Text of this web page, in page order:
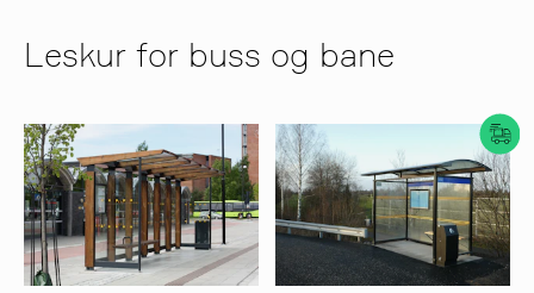
Leskur for buss og bane